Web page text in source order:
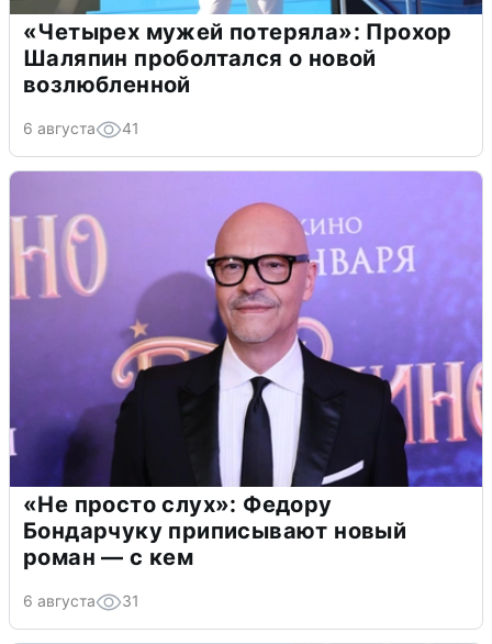
«Четырех мужей потеряла»: Прохор
Шаляпин проболтался о новой
возлюбленной
6 августа 41
«Не просто слух»: Федору
Бондарчуку приписывают новый
роман — с кем
6 августа 31